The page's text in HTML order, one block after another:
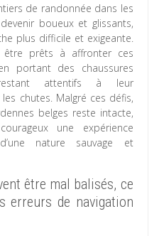
de randonnée dans les
boueux et glissants,
plus difficile et exigeante.
être prêts à affronter ces
portant des chaussures
attentifs à leur
chutes. Malgré ces défis,
belges reste intacte,
une expérience
nature sauvage et
être mal balisés, ce
erreurs de navigation